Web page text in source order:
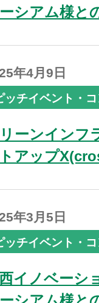
シアム様と
年4月9日
ッチイベント・
ーンインフ
アップ
年3月5日
ッチイベント・
イノベーシ